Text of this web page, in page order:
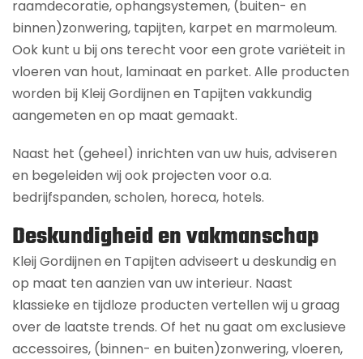
raamdecoratie, ophangsystemen, (buiten- en
binnen)zonwering, tapijten, karpet en marmoleum.
Ook kunt u bij ons terecht voor een grote variëteit in
vloeren van hout, laminaat en parket. Alle producten
worden bij Kleij Gordijnen en Tapijten vakkundig
aangemeten en op maat gemaakt.
Naast het (geheel) inrichten van uw huis, adviseren
en begeleiden wij ook projecten voor o.a.
bedrijfspanden, scholen, horeca, hotels.
Deskundigheid en vakmanschap
Kleij Gordijnen en Tapijten adviseert u deskundig en
op maat ten aanzien van uw interieur. Naast
klassieke en tijdloze producten vertellen wij u graag
over de laatste trends. Of het nu gaat om exclusieve
accessoires, (binnen- en buiten)zonwering, vloeren,